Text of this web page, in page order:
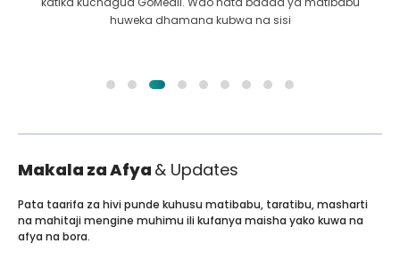
huweka dhamana kubwa na sisi
Makala za Afya & Updates
Pata taarifa za hivi punde kuhusu matibabu, taratibu, masharti
na mahitaji mengine muhimu ili kufanya maisha yako kuwa na
afya na bora.